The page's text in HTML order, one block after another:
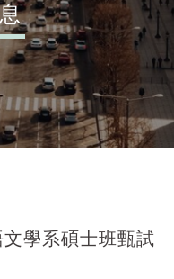
學系碩士班甄試